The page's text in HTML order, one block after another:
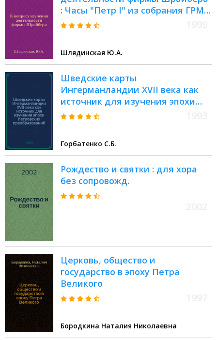
: Часы "Петр I" из собрания ГРМ
// Петербургские чтения, 98-99 :
Шлядинская Ю.А.
Шведские карты
Ингерманландии XVII века как
источник для изучения эпохи
петровских преобразований :
Науч. конф., посвящ. 290-летию
С.-Петербурга, 24-28 мая 1993 г.
Культура С.-Петербурга, XVIII-XX
век
Горбатенко С.Б.
Рождество и святки : для хора
без сопровожд.
Церковь, общество и
государство в эпоху Петра
Великого
Бородкина Наталия Николаевна